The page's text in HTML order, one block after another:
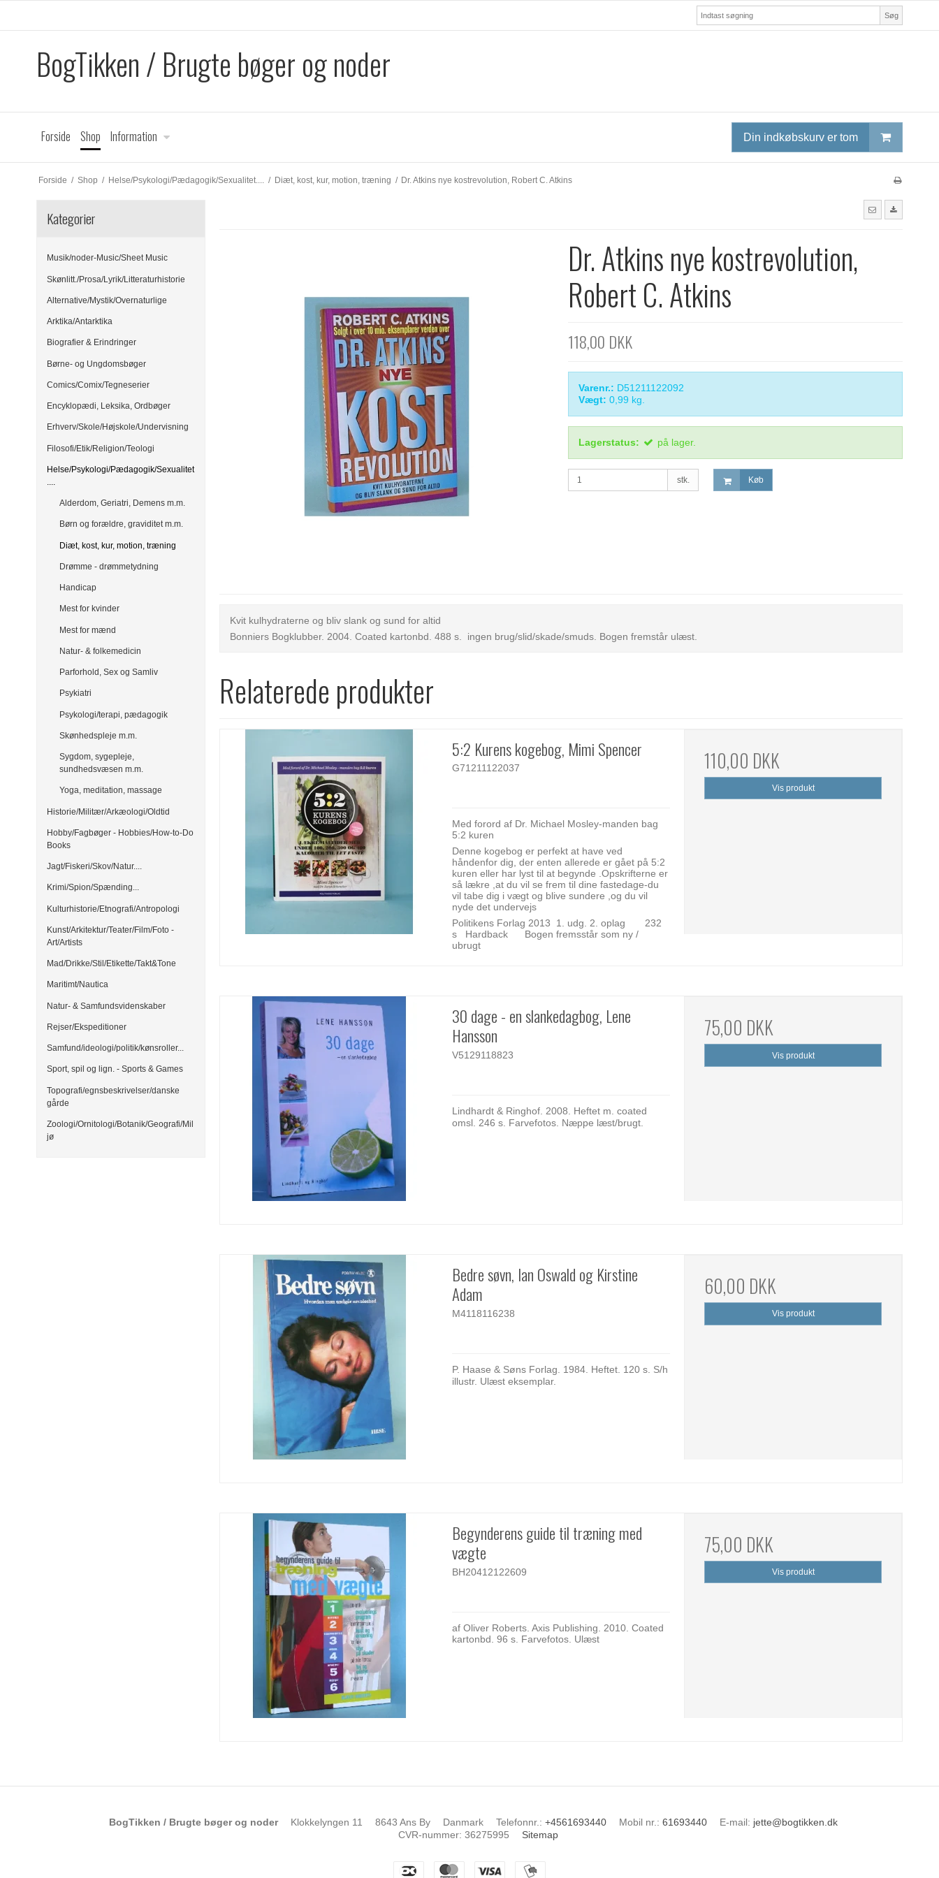
Søg
BogTikken / Brugte bøger og noder
Forside Shop Information Din indkøbskurv er tom
Forside / Shop / Helse/Psykologi/Pædagogik/Sexualitet.... / Diæt, kost, kur, motion, træning / Dr. Atkins nye kostrevolution, Robert C. Atkins
Kategorier
Musik/noder-Music/Sheet Music
Skønlitt./Prosa/Lyrik/Litteraturhistorie
Alternative/Mystik/Overnaturlige
Arktika/Antarktika
Biografier & Erindringer
Børne- og Ungdomsbøger
Comics/Comix/Tegneserier
Encyklopædi, Leksika, Ordbøger
Erhverv/Skole/Højskole/Undervisning
Filosofi/Etik/Religion/Teologi
Helse/Psykologi/Pædagogik/Sexualitet
....
Alderdom, Geriatri, Demens m.m.
Børn og forældre, graviditet m.m.
Diæt, kost, kur, motion, træning
Drømme - drømmetydning
Handicap
Mest for kvinder
Mest for mænd
Natur- & folkemedicin
Parforhold, Sex og Samliv
Psykiatri
Psykologi/terapi, pædagogik
Skønhedspleje m.m.
Sygdom, sygepleje,
sundhedsvæsen m.m.
Yoga, meditation, massage
Historie/Militær/Arkæologi/Oldtid
Hobby/Fagbøger - Hobbies/How-to-Do
Books
Jagt/Fiskeri/Skov/Natur....
Krimi/Spion/Spænding...
Kulturhistorie/Etnografi/Antropologi
Kunst/Arkitektur/Teater/Film/Foto -
Art/Artists
Mad/Drikke/Stil/Etikette/Takt&Tone
Maritimt/Nautica
Natur- & Samfundsvidenskaber
Rejser/Ekspeditioner
Samfund/ideologi/politik/kønsroller...
Sport, spil og lign. - Sports & Games
Topografi/egnsbeskrivelser/danske
gårde
Zoologi/Ornitologi/Botanik/Geografi/Mil
jø
Dr. Atkins nye kostrevolution,
Robert C. Atkins
118,00 DKK
Varenr.: D51211122092
Vægt: 0,99 kg.
Lagerstatus: på lager.
stk. Køb
Kvit kulhydraterne og bliv slank og sund for altid
Bonniers Bogklubber. 2004. Coated kartonbd. 488 s. ingen brug/slid/skade/smuds. Bogen fremstår ulæst.
Relaterede produkter
5:2 Kurens kogebog, Mimi Spencer
G71211122037
Med forord af Dr. Michael Mosley-manden bag
5:2 kuren
Denne kogebog er perfekt at have ved
håndenfor dig, der enten allerede er gået på 5:2
kuren eller har lyst til at begynde .Opskrifterne er
så lækre ,at du vil se frem til dine fastedage-du
vil tabe dig i vægt og blive sundere ,og du vil
nyde det undervejs
Politikens Forlag 2013 1. udg. 2. oplag 232
s Hardback Bogen fremsstår som ny /
ubrugt
110,00 DKK
Vis produkt
30 dage - en slankedagbog, Lene
Hansson
V5129118823
Lindhardt & Ringhof. 2008. Heftet m. coated
omsl. 246 s. Farvefotos. Næppe læst/brugt.
75,00 DKK
Vis produkt
Bedre søvn, Ian Oswald og Kirstine
Adam
M4118116238
P. Haase & Søns Forlag. 1984. Heftet. 120 s. S/h
illustr. Ulæst eksemplar.
60,00 DKK
Vis produkt
Begynderens guide til træning med
vægte
BH20412122609
af Oliver Roberts. Axis Publishing. 2010. Coated
kartonbd. 96 s. Farvefotos. Ulæst
75,00 DKK
Vis produkt
BogTikken / Brugte bøger og noder Klokkelyngen 11 8643 Ans By Danmark Telefonnr. : +4561693440 Mobil nr. : 61693440 E-mail: jette@bogtikken.dk
CVR-nummer: 36275995 Sitemap